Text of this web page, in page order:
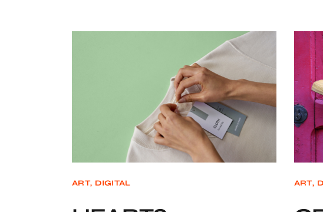
ART DIGITAL ART